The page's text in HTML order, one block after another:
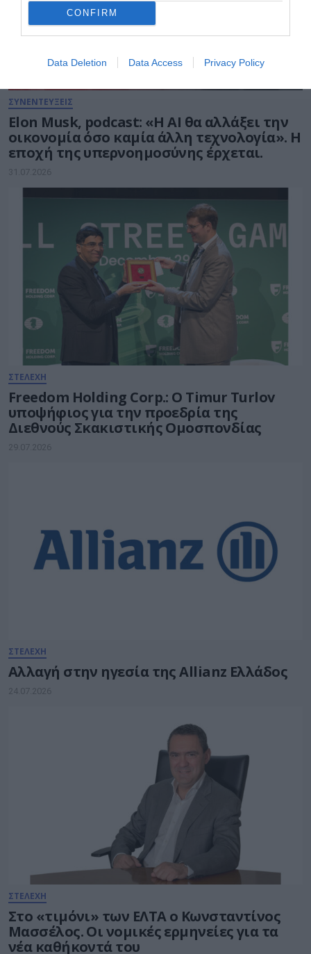
CONFIRM
Data Deletion Data Access Privacy Policy
ΣΥΝΕΝΤΕΥΞΕΙΣ
Elon Musk, podcast: «Η AI θα αλλάξει την
οικονομία όσο καμία άλλη τεχνολογία». Η
εποχή της υπερνοημοσύνης έρχεται.
31.07.2026
ΣΤΕΛΕΧΗ
Freedom Holding Corp.: Ο Timur Turlov
υποψήφιος για την προεδρία της
Διεθνούς Σκακιστικής Ομοσπονδίας
29.07.2026
ΣΤΕΛΕΧΗ
Αλλαγή στην ηγεσία της Allianz Ελλάδος
24.07.2026
ΣΤΕΛΕΧΗ
Στο «τιμόνι» των ΕΛΤΑ ο Κωνσταντίνος
Μασσέλος. Οι νομικές ερμηνείες για τα
νέα καθήκοντά του